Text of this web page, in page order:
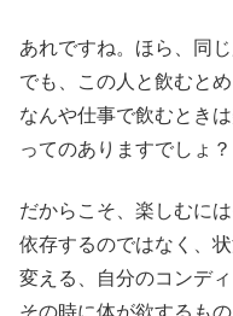
あれですね。ほら、同
でも、この人と飲むと
なんや仕事で飲むとき
ってのありますでしょ？
だからこそ、楽しむに
依存するのではなく、
変える、自分のコンデ
その時に体が欲するも